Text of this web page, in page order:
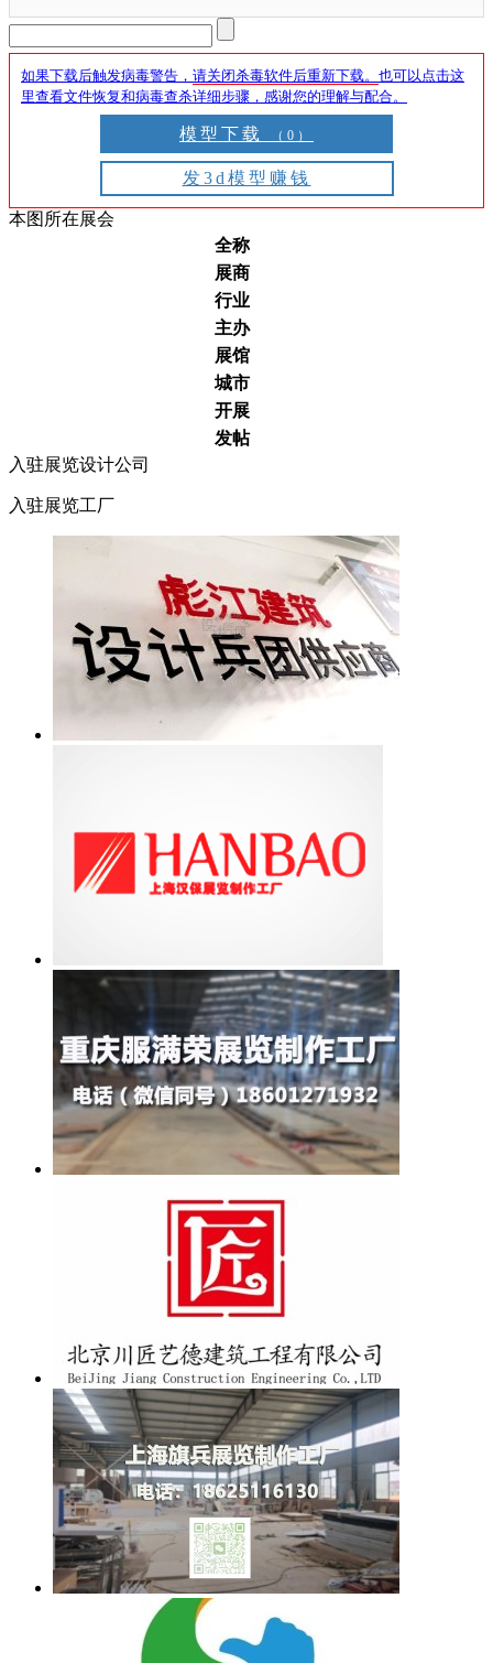
如果下载后触发病毒警告， 请关闭杀毒软件后重新下载。 也可以点击这
里查看文件恢复和病毒查杀详细步骤，感谢您的理解与配合。
模型下载 （0）
发3d模型赚钱
本图所在展会
全称
展商
行业
主办
展馆
城市
开展
发帖
入驻展览设计公司
入驻展览工厂